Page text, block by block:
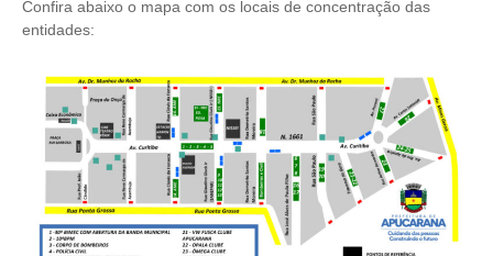
Confira abaixo o mapa com os locais de concentração das
entidades: